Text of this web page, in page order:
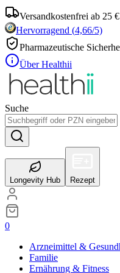
Versandkostenfrei ab 25
Hervorragend (4,66/5)
Pharmazeutische
Über Healthii
Suche
Longevity Hub Rezept
0
Arzneimittel &
Familie
Ernährung & Fitness